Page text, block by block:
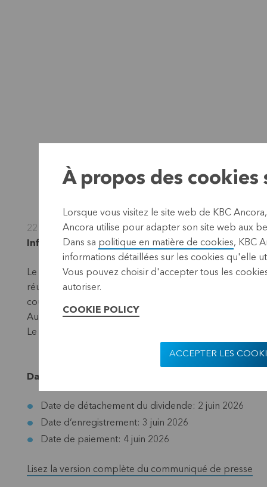
22 mai 2026
Information réglementée, information privilégiée,
Le Conseil d'administration d'Almancora Société de
réunion du 22 mai 2026, de distribuer un dividende
coupon net, après déduction du précompte mobilier
Aucun dividende final ne sera versé.
Le service financier est assuré par KBC Bank, KBC
Dates de dividende à noter:
Date de détachement du dividende: 2 juin 2026
Date d‘enregistrement: 3 juin 2026
Date de paiement: 4 juin 2026
Lisez la version complète du communiqué de presse
À propos des cookies
Lorsque vous visitez le site web de KBC
Ancora utilise pour adapter son site web aux
Dans sa politique en matière de cookies, KBC
informations détaillées sur les cookies qu'elle
Vous pouvez choisir d'accepter tous les
autoriser.
COOKIE POLICY
ACCEPTER LES